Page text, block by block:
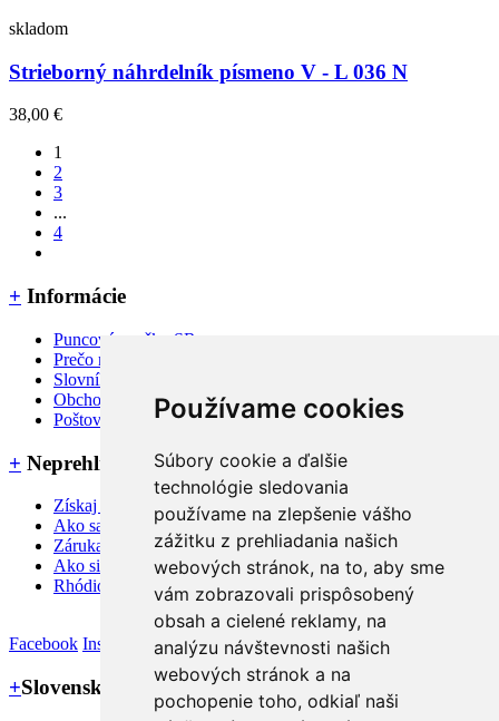
Používame cookies
Súbory cookie a ďalšie
technológie sledovania
používame na zlepšenie vášho
zážitku z prehliadania našich
webových stránok, na to, aby sme
vám zobrazovali prispôsobený
obsah a cielené reklamy, na
analýzu návštevnosti našich
webových stránok a na
pochopenie toho, odkiaľ naši
skladom
Strieborný náhrdelník písmeno V - L 036 N
38,00 €
1
2
3
...
4
+ Informácie
Puncové značky SR
Prečo rubino jewellery ?
Slovník pojmov a FAQ
Obchodné podmienky
Poštovné, dodanie a platba
+ Neprehliadnite
Získaj 3% zľavu na nákup
Ako sa starať o šperky
Záruka a reklamačné podmienky
Ako si zmerať veľkosť prsteňa
Rhódiovaný šperk
Facebook Instagram
+Slovenský výrobca